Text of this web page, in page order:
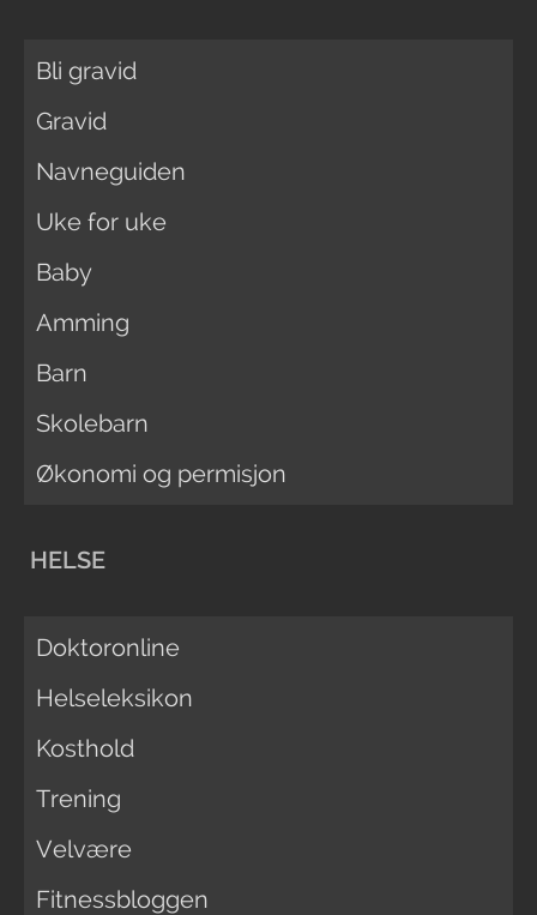
Bli gravid
Gravid
Navneguiden
Uke for uke
Baby
Amming
Barn
Skolebarn
Økonomi og permisjon
HELSE
Doktoronline
Helseleksikon
Kosthold
Trening
Velvære
Fitnessbloggen